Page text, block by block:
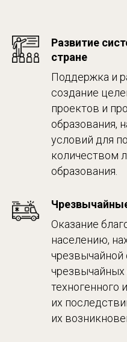
Развитие
стране
Поддержка и
создание
проектов и
образования,
условий для
количеством
образования.
Оказание
населению,
чрезвычайной
чрезвычайных
техногенного
их
их